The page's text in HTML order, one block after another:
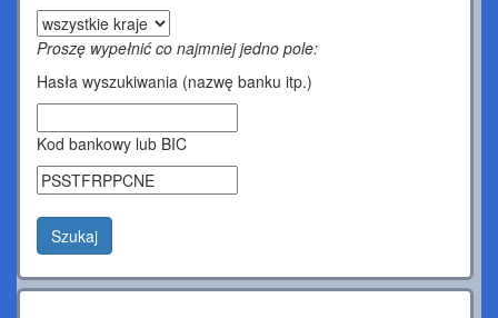
Proszę wypełnić co najmniej jedno pole:
Hasła wyszukiwania (nazwę banku itp.)
Kod bankowy lub BIC
Szukaj